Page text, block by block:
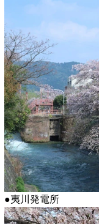
●夷川発電所